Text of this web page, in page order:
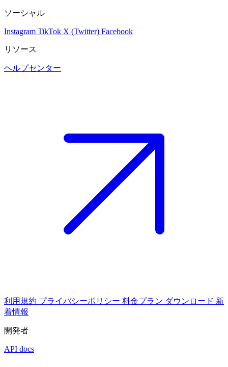
ソーシャル
Instagram TikTok X (Twitter) Facebook
リソース
ヘルプセンター
利用規約 プライバシーポリシー 料金プラン ダウンロード 新
着情報
開発者
API docs